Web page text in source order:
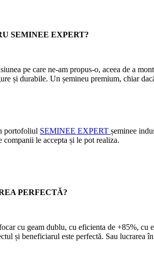
SEMINEE EXPERT?
pe care ne-am propus-o, aceea de a
și durabile. Un șemineu premium, chiar
portofoliul SEMINEE EXPERT șeminee
companii le accepta și le pot realiza.
PERFECTĂ?
cu geam dublu, cu eficienta de +85%, cu
și beneficiarul este perfectă. Sau lucrarea